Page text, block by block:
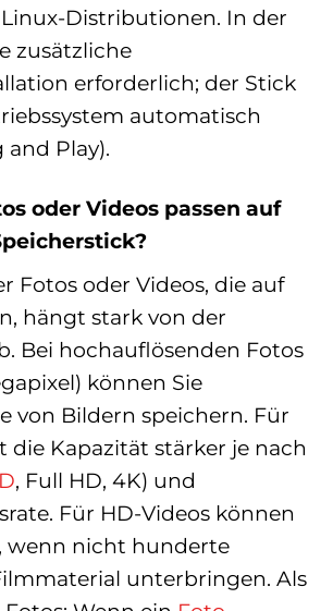
Distributionen. In der
zusätzliche
erforderlich; der Stick
automatisch
Play).
oder Videos passen auf
Fotos oder Videos, die auf
hängt stark von der
Bei hochauflösenden Fotos
können Sie
von Bildern speichern. Für
die Kapazität stärker je nach
, Full HD, 4K) und
Für HD-Videos können
wenn nicht hunderte
unterbringen. Als